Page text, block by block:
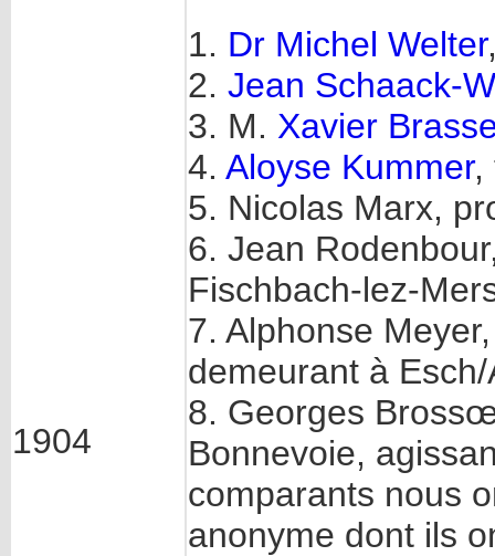
1904
1. Dr Michel Welter
2. Jean Schaack-
3. M. Xavier
4. Aloyse Kummer,
5. Nicolas Marx,
6. Jean
Fischbach-lez-
7. Alphonse
demeurant à
8. Georges
Bonnevoie,
comparants nous
anonyme dont ils